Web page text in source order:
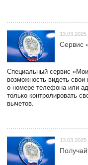
13.03.2025
Сервис
Специальный сервис
возможность видеть
о номере телефона или
только контролировать
вычетов.
13.03.2025